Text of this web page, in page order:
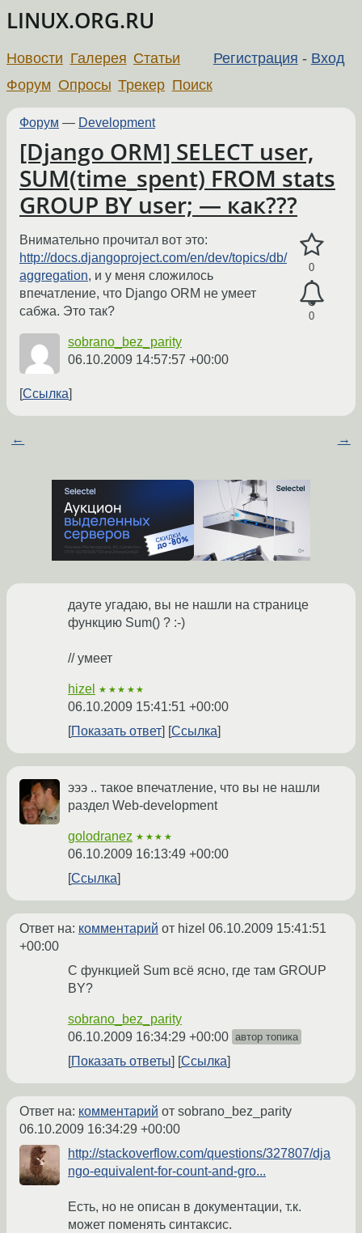
LINUX.ORG.RU
Регистрация - Вход
Новости Галерея Статьи
Форум Опросы Трекер Поиск
Форум — Development
[Django ORM] SELECT user,
SUM(time_spent) FROM stats
GROUP BY user; — как???
0
0
Внимательно прочитал вот это:
http://docs.djangoproject.com/en/dev/topics/db/
aggregation, и у меня сложилось
впечатление, что Django ORM не умеет
сабжа. Это так?
sobrano_bez_parity
06.10.2009 14:57:57 +00:00
Ссылка
← →
дауте угадаю, вы не нашли на странице
функцию Sum() ? :-)
// умеет
hizel ★★★★★
06.10.2009 15:41:51 +00:00
Показать ответ
Ссылка
эээ .. такое впечатление, что вы не нашли
раздел Web-development
golodranez ★★★★
06.10.2009 16:13:49 +00:00
Ссылка
Ответ на: комментарий от hizel 06.10.2009 15:41:51
+00:00
С функцией Sum всё ясно, где там GROUP
BY?
sobrano_bez_parity
06.10.2009 16:34:29 +00:00 автор топика
Показать ответы Ссылка
Ответ на: комментарий от sobrano_bez_parity
06.10.2009 16:34:29 +00:00
http://stackoverflow.com/questions/327807/dja
ngo-equivalent-for-count-and-gro...
Есть, но не описан в документации, т.к.
может поменять синтаксис.